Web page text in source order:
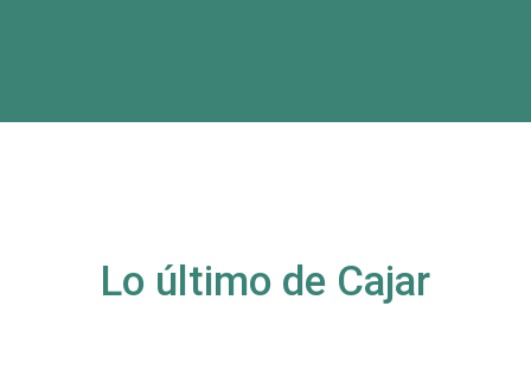
Lo último de Cajar